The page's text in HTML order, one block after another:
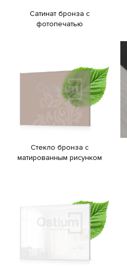
Сатинат бронза с
фотопечатью
Стекло бронза с
матированным рисунком